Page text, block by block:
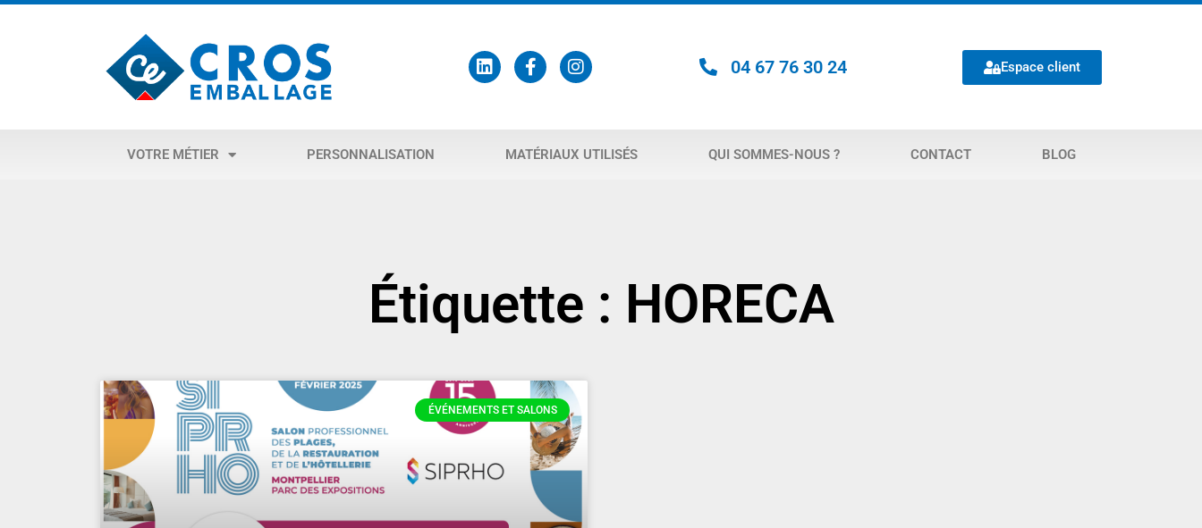
04 67 76 30 24 Espace client
VOTRE MÉTIER PERSONNALISATION MATÉRIAUX UTILISÉS QUI SOMMES-NOUS ? CONTACT BLOG
Étiquette : HORECA
ÉVÉNEMENTS ET SALONS